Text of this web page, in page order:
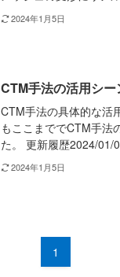
2024年1月5日
CTM手法の活用シ
CTM手法の具体的な活
もここまででCTM手法
た。 更新履歴2024/01/
2024年1月5日
1